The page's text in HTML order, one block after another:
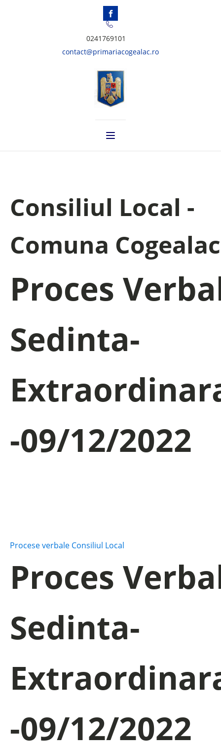
0241769101
contact@primariacogealac.ro
Consiliul Local -
Comuna Cogealac
Proces
Sedinta-
-09/12/2022
Procese verbale Consiliul Local
Proces
Sedinta-
-09/12/2022